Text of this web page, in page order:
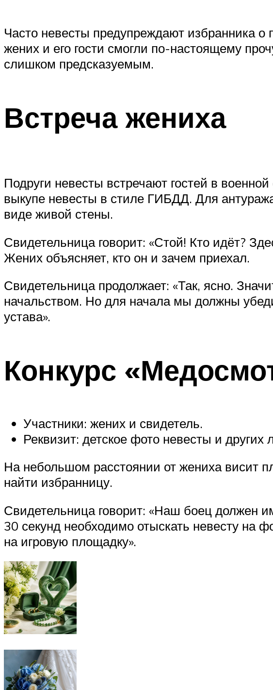
Часто невесты предупреждают избранника о
жених и его гости смогли по-настоящему
слишком предсказуемым.
Встреча жениха
Подруги невесты встречают гостей в
выкупе невесты в стиле ГИБДД. Для
виде живой стены.
Свидетельница говорит: «Стой! Кто идёт?
Жених объясняет, кто он и зачем приехал.
Свидетельница продолжает: «Так, ясно.
начальством. Но для начала мы должны
устава».
Конкурс
Участники: жених и свидетель.
Реквизит: детское фото невесты и других
На небольшом расстоянии от жениха висит
найти избранницу.
Свидетельница говорит: «Наш боец должен
30 секунд необходимо отыскать невесту на
на игровую площадку».